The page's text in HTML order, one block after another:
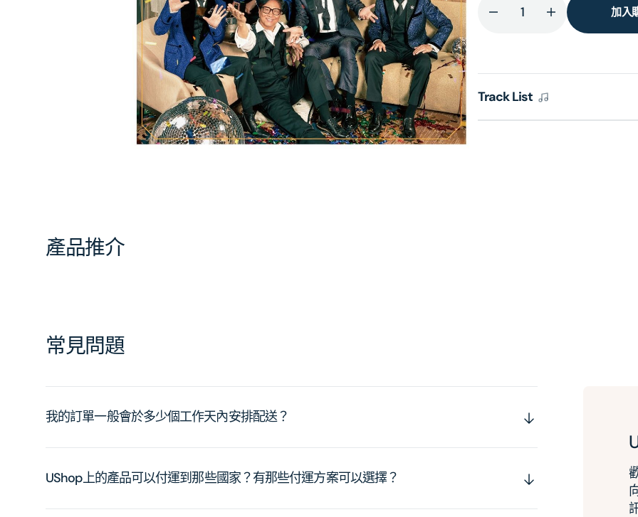
拿
Wynners
增
拿
加入
Track List
相
簿
中
開
啟
第
1
張
產品推介
常見問題
我的訂單一般會於多少個工作天內安排配送？
UShop上的產品可以付運到那些國家？有那些付運方案可以選擇？